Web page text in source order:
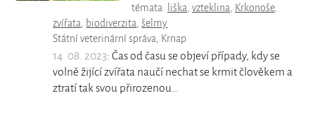
témata: liška, vzteklina, Krkonoše,
zvířata, biodiverzita,šelmy
Státní veterinární správa, Krnap
14. 08. 2023: Čas od času se objeví případy, kdy se
volně žijící zvířata naučí nechat se krmit člověkem a
ztratí tak svou přirozenou…